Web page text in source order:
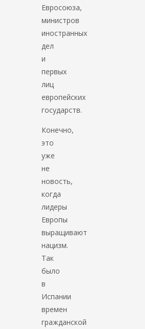
Евросоюза,
министров
иностранных
дел
и
первых
лиц
европейских
государств.
Конечно,
это
уже
не
новость,
когда
лидеры
Европы
выращивают
нацизм.
Так
было
в
Испании
времен
гражданской